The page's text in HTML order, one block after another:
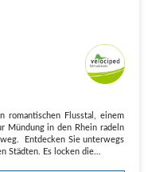
romantischen Flusstal, einem
Mündung in den Rhein radeln
Entdecken Sie unterwegs
Städten. Es locken die…